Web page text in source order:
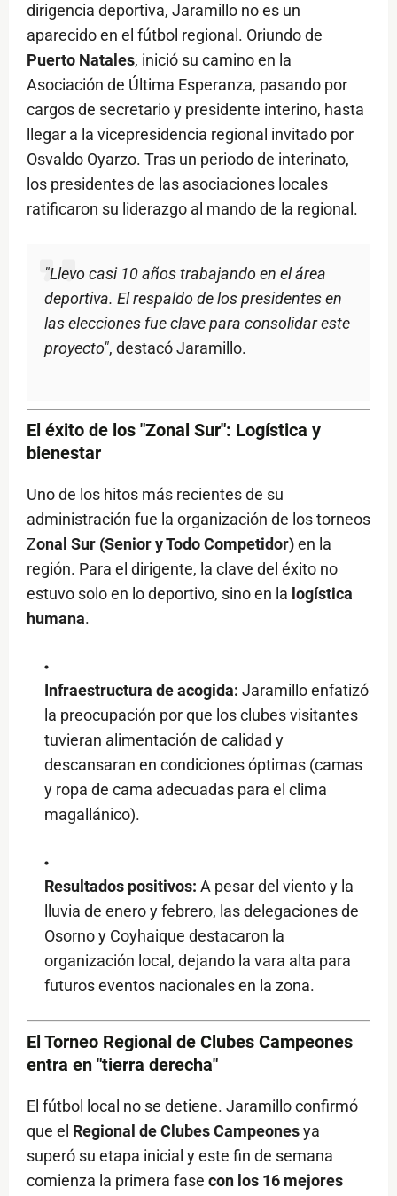
dirigencia deportiva, Jaramillo no es un
aparecido en el fútbol regional. Oriundo de
Puerto Natales, inició su camino en la
Asociación de Última Esperanza, pasando por
cargos de secretario y presidente interino, hasta
llegar a la vicepresidencia regional invitado por
Osvaldo Oyarzo. Tras un periodo de interinato,
los presidentes de las asociaciones locales
ratificaron su liderazgo al mando de la regional.
"Llevo casi 10 años trabajando en el área
deportiva. El respaldo de los presidentes en
las elecciones fue clave para consolidar este
proyecto", destacó Jaramillo.
El éxito de los "Zonal Sur": Logística y
bienestar
Uno de los hitos más recientes de su
administración fue la organización de los torneos
Zonal Sur (Senior y Todo Competidor)en la
región. Para el dirigente, la clave del éxito no
estuvo solo en lo deportivo, sino en la logística
humana.
Infraestructura de acogida: Jaramillo enfatizó
la preocupación por que los clubes visitantes
tuvieran alimentación de calidad y
descansaran en condiciones óptimas (camas
y ropa de cama adecuadas para el clima
magallánico).
Resultados positivos: A pesar del viento y la
lluvia de enero y febrero, las delegaciones de
Osorno y Coyhaique destacaron la
organización local, dejando la vara alta para
futuros eventos nacionales en la zona.
El Torneo Regional de Clubes Campeones
entra en "tierra derecha"
El fútbol local no se detiene. Jaramillo confirmó
que el Regional de Clubes Campeonesya
superó su etapa inicial y este fin de semana
comienza la primera fase con los 16 mejores